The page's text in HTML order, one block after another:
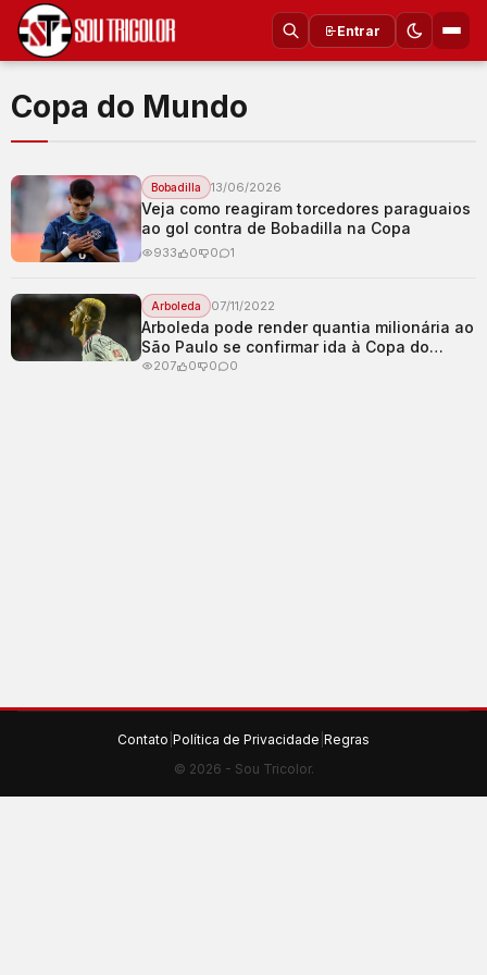
Entrar
Copa do Mundo
Bobadilla 13/06/2026
Veja como reagiram torcedores paraguaios
ao gol contra de Bobadilla na Copa
933 0 0 1
Arboleda 07/11/2022
Arboleda pode render quantia milionária ao
São Paulo se confirmar ida à Copa do
Mundo
207 0 0 0
Contato Política de Privacidade Regras
© 2026 - Sou Tricolor.